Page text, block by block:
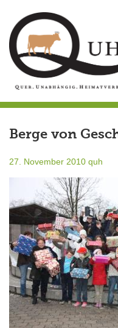
content
Berge von
27. November 2010 quh